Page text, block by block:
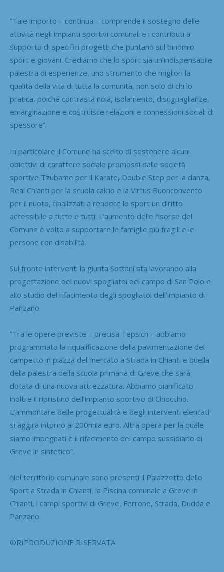
“Tale importo – continua – comprende il sostegno delle
attività negli impianti sportivi comunali e i contributi a
supporto di specifici progetti che puntano sul binomio
sport e giovani. Crediamo che lo sport sia un’indispensabile
palestra di esperienze, uno strumento che migliori la
qualità della vita di tutta la comunità, non solo di chi lo
pratica, poiché contrasta noia, isolamento, disuguaglianze,
emarginazione e costruisce relazioni e connessioni sociali di
spessore”.
In particolare il Comune ha scelto di sostenere alcuni
obiettivi di carattere sociale promossi dalle società
sportive Tzubame per il Karate, Double Step per la danza,
Real Chianti per la scuola calcio e la Virtus Buonconvento
per il nuoto, finalizzati a rendere lo sport un diritto
accessibile a tutte e tutti. L’aumento delle risorse del
Comune è volto a supportare le famiglie più fragili e le
persone con disabilità.
Sul fronte interventi la giunta Sottani sta lavorando alla
progettazione dei nuovi spogliatoi del campo di San Polo e
allo studio del rifacimento degli spogliatoi dell’impianto di
Panzano.
“Tra le opere previste – precisa Tepsich – abbiamo
programmato la riqualificazione della pavimentazione del
campetto in piazza del mercato a Strada in Chianti e quella
della palestra della scuola primaria di Greve che sarà
dotata di una nuova attrezzatura. Abbiamo pianificato
inoltre il ripristino dell’impianto sportivo di Chiocchio.
L’ammontare delle progettualità e degli interventi elencati
si aggira intorno ai 200mila euro. Altra opera per la quale
siamo impegnati è il rifacimento del campo sussidiario di
Greve in sintetico”.
Nel territorio comunale sono presenti il Palazzetto dello
Sport a Strada in Chianti, la Piscina comunale a Greve in
Chianti, i campi sportivi di Greve, Ferrone, Strada, Dudda e
Panzano.
©RIPRODUZIONE RISERVATA